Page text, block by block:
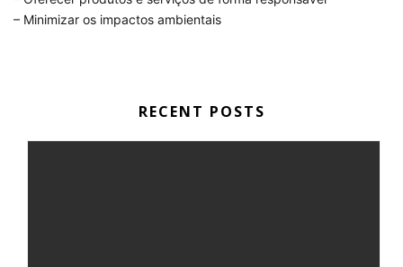
– Minimizar os impactos ambientais
RECENT POSTS